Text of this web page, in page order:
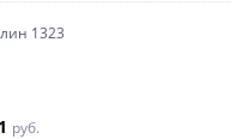
1323
руб.